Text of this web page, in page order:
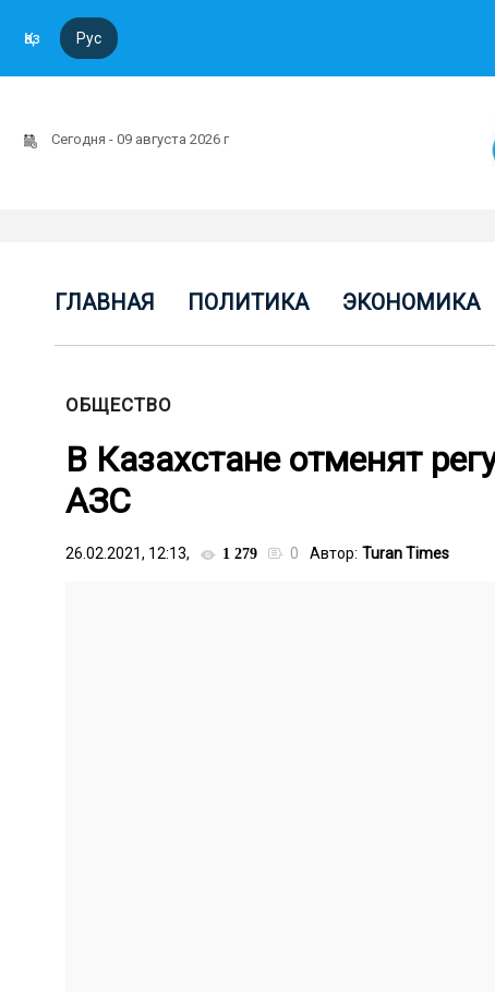
Қаз Рус
Сегодня - 09 августа 2026 г
ГЛАВНАЯ ПОЛИТИКА ЭКОНОМИКА
ОБЩЕСТВО
В Казахстане отменят
АЗС
26.02.2021, 12:13, 1 279 0 Автор: Turan Times